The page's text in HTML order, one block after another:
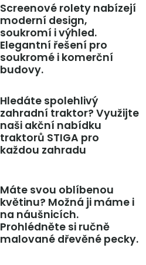
Screenové rolety nabízejí
moderní design,
soukromí i výhled.
Elegantní řešení pro
soukromé i komerční
budovy.
Hledáte spolehlivý
zahradní traktor? Využijte
naši akční nabídku
traktorů STIGA pro
každou zahradu
Máte svou oblíbenou
květinu? Možná ji máme i
na náušnicích.
Prohlédněte si ručně
malované dřevěné pecky.